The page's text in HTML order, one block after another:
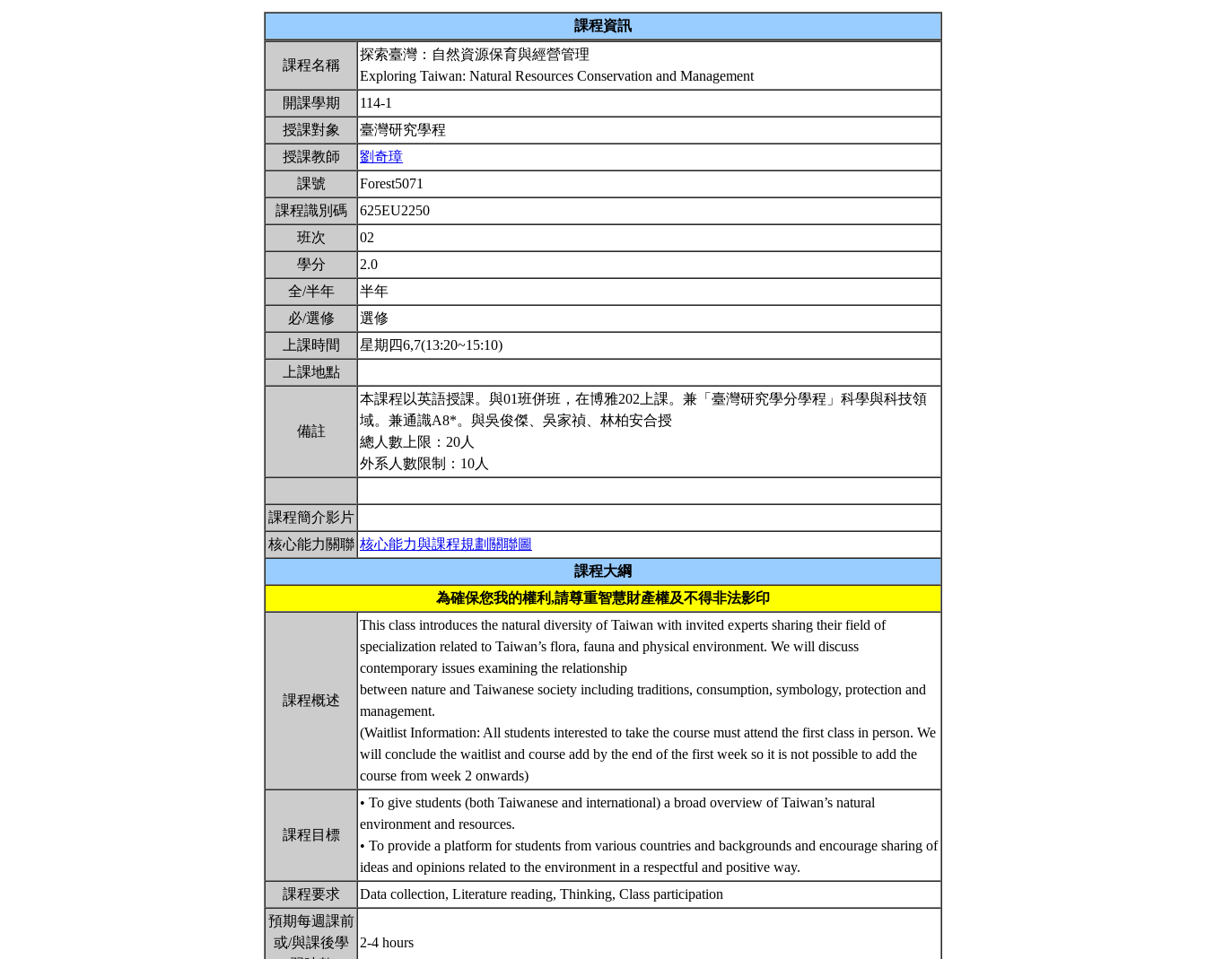
課程資訊
課程名稱
探索臺灣：自然資源保育與經營管理
Exploring Taiwan: Natural Resources Conservation and Management
開課學期
114-1
授課對象
臺灣研究學程
授課教師
劉奇璋
課號
Forest5071
課程識別碼
625EU2250
班次
02
學分
2.0
全/半年
半年
必/選修
選修
上課時間
星期四6,7(13:20~15:10)
上課地點
備註
本課程以英語授課。與01班併班，在博雅202上課。兼「臺灣研究學分學程」科學與科技領
域。兼通識A8*。與吳俊傑、吳家禎、林柏安合授
總人數上限：20人
外系人數限制：10人
課程簡介影片
核心能力關聯 核心能力與課程規劃關聯圖
課程大綱
為確保您我的權利,請尊重智慧財產權及不得非法影印
課程概述
This class introduces the natural diversity of Taiwan with invited experts sharing their field of
specialization related to Taiwan’s flora, fauna and physical environment. We will discuss
contemporary issues examining the relationship
between nature and Taiwanese society including traditions, consumption, symbology, protection and
management.
(Waitlist Information: All students interested to take the course must attend the first class in person. We
will conclude the waitlist and course add by the end of the first week so it is not possible to add the
course from week 2 onwards)
課程目標
• To give students (both Taiwanese and international) a broad overview of Taiwan’s natural
environment and resources.
• To provide a platform for students from various countries and backgrounds and encourage sharing of
ideas and opinions related to the environment in a respectful and positive way.
課程要求
Data collection, Literature reading, Thinking, Class participation
預期每週課前
或/與課後學
2-4 hours